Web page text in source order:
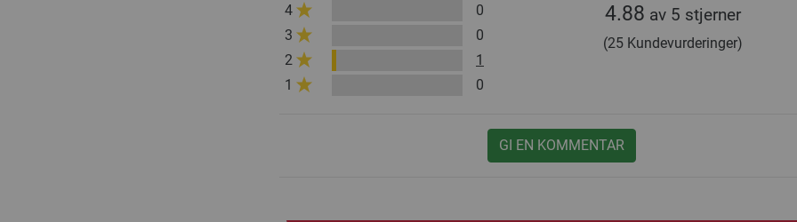
4
0
3
0
2
1
1
0
4.88 av 5 stjerner
(25 Kundevurderinger)
GI EN KOMMENTAR